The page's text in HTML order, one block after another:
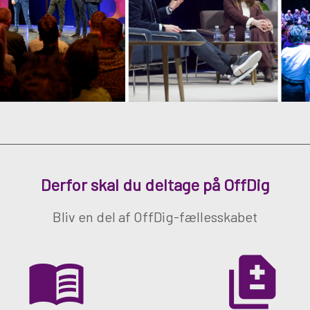
Derfor skal du deltage på OffDig
Bliv en del af OffDig-fællesskabet
menu_book difference